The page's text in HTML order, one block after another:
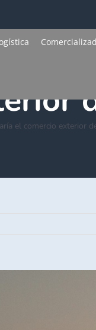
el comercio exterior